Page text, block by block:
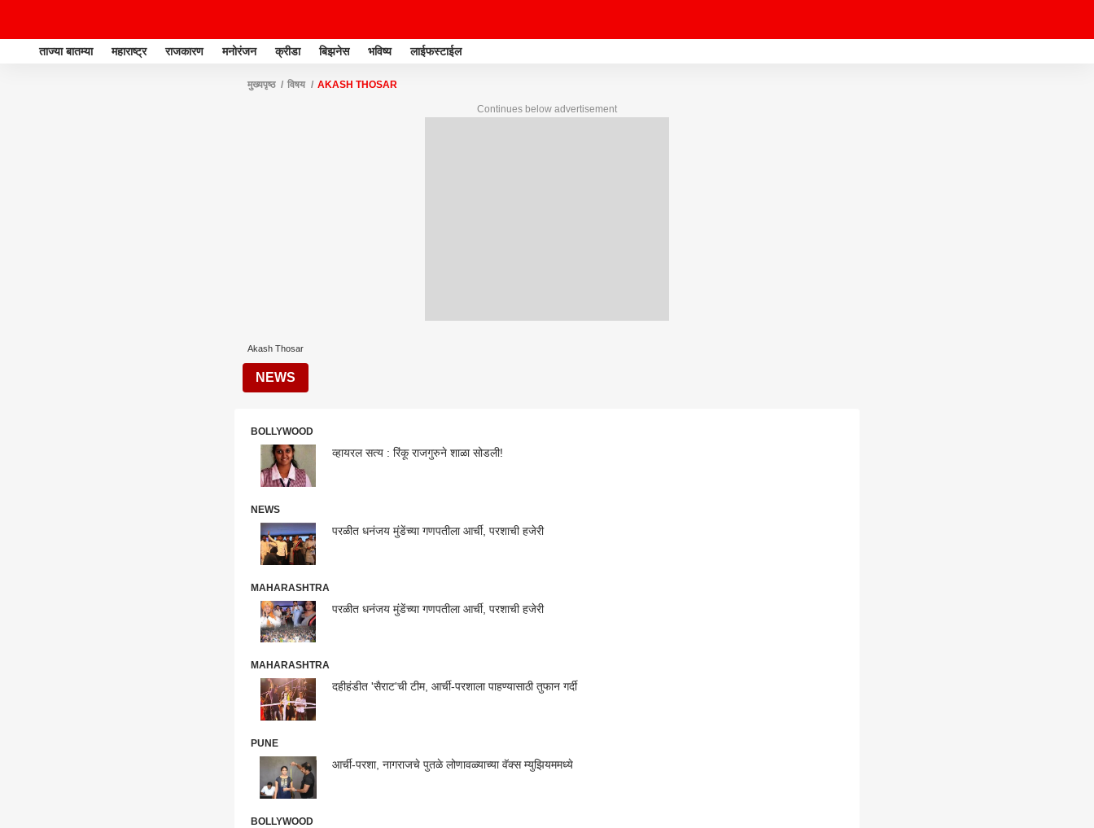
ताज्या बातम्या महाराष्ट्र राजकारण मनोरंजन क्रीडा बिझनेस भविष्य लाईफस्टाईल
मुख्यपृष्ठ विषय AKASH THOSAR
Continues below advertisement
Akash Thosar
NEWS
BOLLYWOOD
व्हायरल सत्य : रिंकू राजगुरुने शाळा सोडली!
NEWS
परळीत धनंजय मुंडेंच्या गणपतीला आर्ची, परशाची हजेरी
MAHARASHTRA
परळीत धनंजय मुंडेंच्या गणपतीला आर्ची, परशाची हजेरी
MAHARASHTRA
दहीहंडीत 'सैराट'ची टीम, आर्ची-परशाला पाहण्यासाठी तुफान गर्दी
PUNE
आर्ची-परशा, नागराजचे पुतळे लोणावळ्याच्या वॅक्स म्युझियममध्ये
BOLLYWOOD